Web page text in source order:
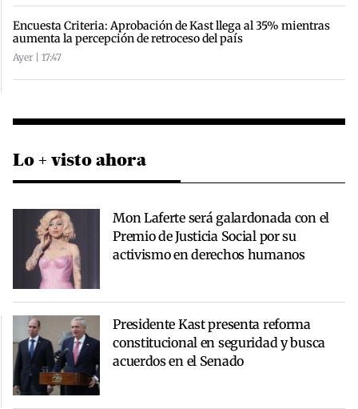
Encuesta Criteria: Aprobación de Kast llega al 35% mientras
aumenta la percepción de retroceso del país
Ayer | 17:47
Lo + visto ahora
Mon Laferte será galardonada con el
Premio de Justicia Social por su
activismo en derechos humanos
Presidente Kast presenta reforma
constitucional en seguridad y busca
acuerdos en el Senado